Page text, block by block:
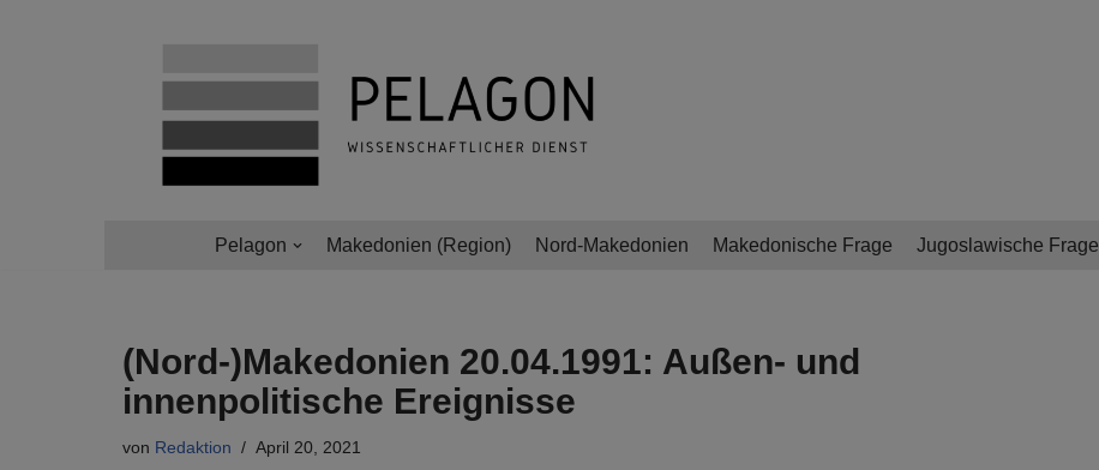
Pelagon Makedonien (Region) Nord-Makedonien Makedonische Frage Jugoslawische Frage
(Nord-)Makedonien 20.04.1991: Außen- und
innenpolitische Ereignisse
von Redaktion April 20, 2021